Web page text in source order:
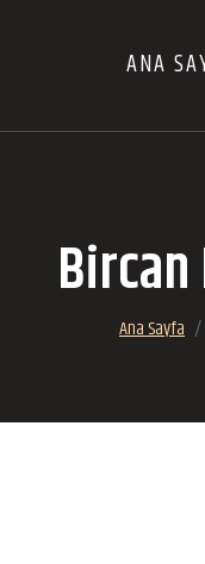
ANA
Bircan
Ana Sayfa